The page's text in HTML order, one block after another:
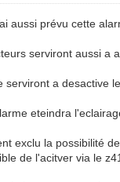
aussi prévu cette
serviront aussi a
serviront a desactive
eteindra
exclu la possibilité
de l'acitver via le